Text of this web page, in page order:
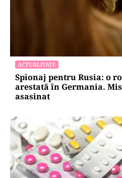
ACTUALITATE
Spionaj pentru Rusia: o
arestată în Germania.
asasinat